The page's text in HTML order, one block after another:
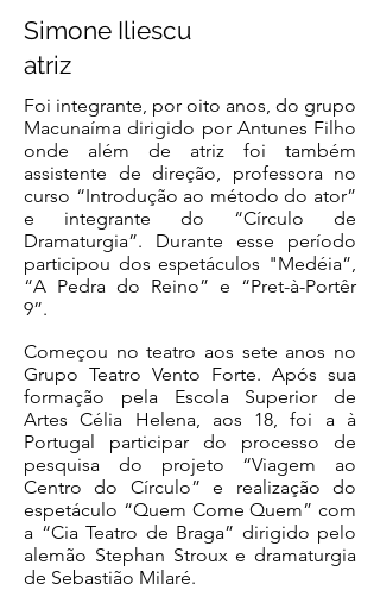
Simone Iliescu
atriz
Foi integrante, por oito anos, do grupo
Macunaíma dirigido por Antunes Filho
onde além de atriz foi também
assistente de direção, professora no
curso “Introdução ao método do ator”
e integrante do “Círculo de
Dramaturgia”. Durante esse período
participou dos espetáculos "Medéia”,
“A Pedra do Reino” e “Pret-à-Portêr
9”.
Começou no teatro aos sete anos no
Grupo Teatro Vento Forte. Após sua
formação pela Escola Superior de
Artes Célia Helena, aos 18, foi a à
Portugal participar do processo de
pesquisa do projeto “Viagem ao
Centro do Círculo” e realização do
espetáculo “Quem Come Quem” com
a “Cia Teatro de Braga” dirigido pelo
alemão Stephan Stroux e dramaturgia
de Sebastião Milaré.